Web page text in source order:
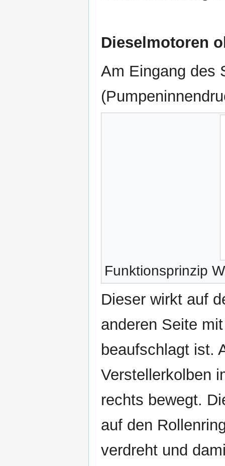
Dieselmotoren
Am Eingang des
Funktionsprinzip
Dieser wirkt auf
anderen Seite
beaufschlagt ist.
Verstellerkolben
rechts bewegt.
auf den
verdreht und